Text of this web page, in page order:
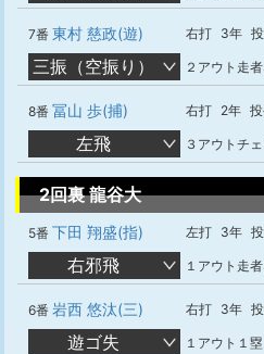
7番 東村 慈政(遊) 右打 3年
三振（空振り） ２アウト走
8番 冨山 歩(捕) 右打 2年
左飛 ３アウトチ
2回裏 龍谷大
5番 下田 翔盛(指) 左打 3年
右邪飛 １アウト走
6番 岩西 悠汰(三) 右打 3年
遊ゴ失 １アウト１塁